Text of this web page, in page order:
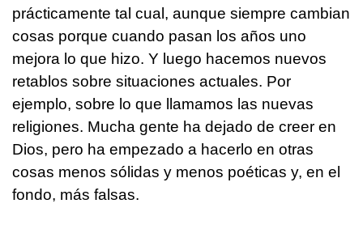
prácticamente tal cual, aunque siempre cambian
cosas porque cuando pasan los años uno
mejora lo que hizo. Y luego hacemos nuevos
retablos sobre situaciones actuales. Por
ejemplo, sobre lo que llamamos las nuevas
religiones. Mucha gente ha dejado de creer en
Dios, pero ha empezado a hacerlo en otras
cosas menos sólidas y menos poéticas y, en el
fondo, más falsas.